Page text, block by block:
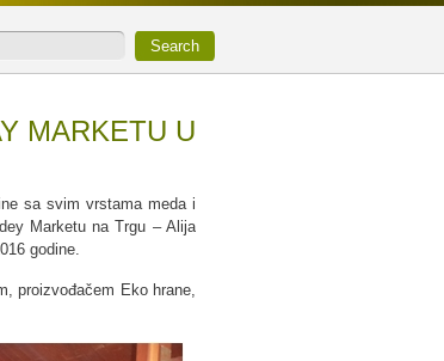
MARKETU U
sa svim vrstama meda i
Marketu na Trgu – Alija
godine.
proizvođačem Eko hrane,